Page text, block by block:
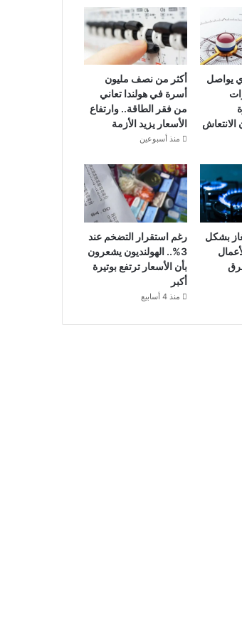
يواصل
الانتعاش
أكثر من نصف مليون
أسرة في هولندا تعاني
من فقر الطاقة.. وارتفاع
الأسعار يزيد الأزمة
منذ أسبوعين
بشكل
رغم استقرار التضخم عند
3%.. الهولنديون يشعرون
بأن الأسعار ترتفع بوتيرة
أكبر
منذ 4 أسابيع